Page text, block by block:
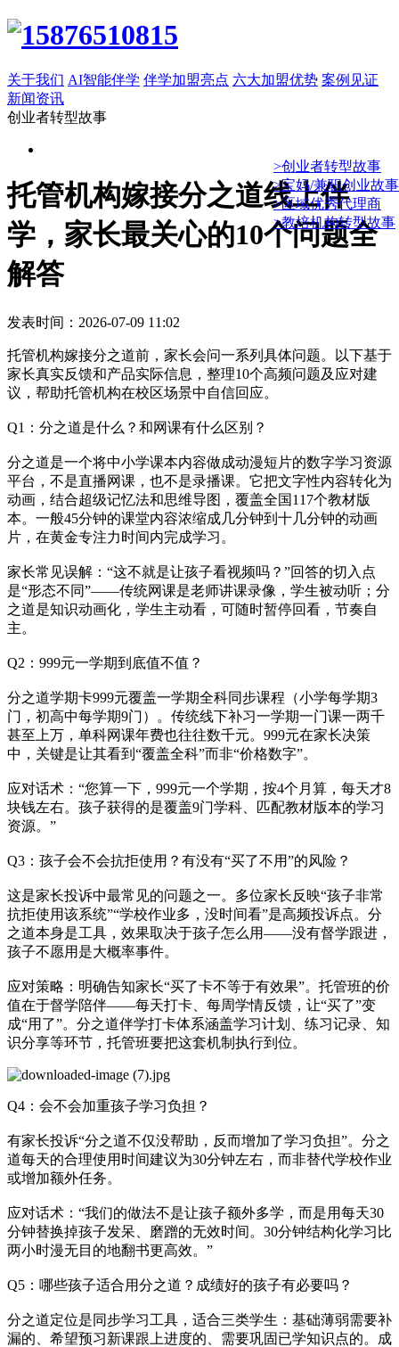
关于我们 AI智能伴学 伴学加盟亮点 六大加盟优势 案例见证
新闻资讯
创业者转型故事
>创业者转型故事
>宝妈/兼职创业故事
>区域优秀代理商
>教培机构转型故事
托管机构嫁接分之道线上伴
学，家长最关心的10个问题全
解答
发表时间：2026-07-09 11:02
托管机构嫁接分之道前，家长会问一系列具体问题。以下基于
家长真实反馈和产品实际信息，整理10个高频问题及应对建
议，帮助托管机构在校区场景中自信回应。
Q1：分之道是什么？和网课有什么区别？
分之道是一个将中小学课本内容做成动漫短片的数字学习资源
平台，不是直播网课，也不是录播课。它把文字性内容转化为
动画，结合超级记忆法和思维导图，覆盖全国117个教材版
本。一般45分钟的课堂内容浓缩成几分钟到十几分钟的动画
片，在黄金专注力时间内完成学习。
家长常见误解：“这不就是让孩子看视频吗？”回答的切入点
是“形态不同”——传统网课是老师讲课录像，学生被动听；分
之道是知识动画化，学生主动看，可随时暂停回看，节奏自
主。
Q2：999元一学期到底值不值？
分之道学期卡999元覆盖一学期全科同步课程（小学每学期3
门，初高中每学期9门）。传统线下补习一学期一门课一两千
甚至上万，单科网课年费也往往数千元。999元在家长决策
中，关键是让其看到“覆盖全科”而非“价格数字”。
应对话术：“您算一下，999元一个学期，按4个月算，每天才8
块钱左右。孩子获得的是覆盖9门学科、匹配教材版本的学习
资源。”
Q3：孩子会不会抗拒使用？有没有“买了不用”的风险？
这是家长投诉中最常见的问题之一。多位家长反映“孩子非常
抗拒使用该系统”“学校作业多，没时间看”是高频投诉点。分
之道本身是工具，效果取决于孩子怎么用——没有督学跟进，
孩子不愿用是大概率事件。
应对策略：明确告知家长“买了卡不等于有效果”。托管班的价
值在于督学陪伴——每天打卡、每周学情反馈，让“买了”变
成“用了”。分之道伴学打卡体系涵盖学习计划、练习记录、知
识分享等环节，托管班要把这套机制执行到位。
Q4：会不会加重孩子学习负担？
有家长投诉“分之道不仅没帮助，反而增加了学习负担”。分之
道每天的合理使用时间建议为30分钟左右，而非替代学校作业
或增加额外任务。
应对话术：“我们的做法不是让孩子额外多学，而是用每天30
分钟替换掉孩子发呆、磨蹭的无效时间。30分钟结构化学习比
两小时漫无目的地翻书更高效。”
Q5：哪些孩子适合用分之道？成绩好的孩子有必要吗？
分之道定位是同步学习工具，适合三类学生：基础薄弱需要补
漏的、希望预习新课跟上进度的、需要巩固已学知识点的。成